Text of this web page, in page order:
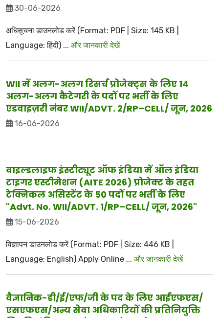
30-06-2026
अधिसूचना डाउनलोड करें (Format: PDF | Size: 145 KB |
Language: हिंदी) ... और जानकारी देखें
WII में अलग-अलग रिसर्च प्रोजेक्ट्स के लिए 14
अलग-अलग कैटेगरी के पदों पर भर्ती के लिए
एडवाइज़री नंबर WII/ADVT. 2/RP–CELL/ जून, 2026
16-06-2026
वाइल्डलाइफ इंस्टीट्यूट ऑफ इंडिया में ऑल इंडिया
टाइगर एस्टीमेशन (AITE 2026) प्रोजेक्ट के तहत
टेक्निकल असिस्टेंट के 50 पदों पर भर्ती के लिए
"Advt. No. WII/ADVT. 1/RP–CELL/ जून, 2026"
15-06-2026
विज्ञापन डाउनलोड करें (Format: PDF | Size: 446 KB |
Language: English) Apply Online ... और जानकारी देखें
वैज्ञानिक-डी/ई/एफ/जी के पद के लिए आईएफएस/
एसएफएस/अन्य सेवा अधिकारियों की प्रतिनियुक्ति